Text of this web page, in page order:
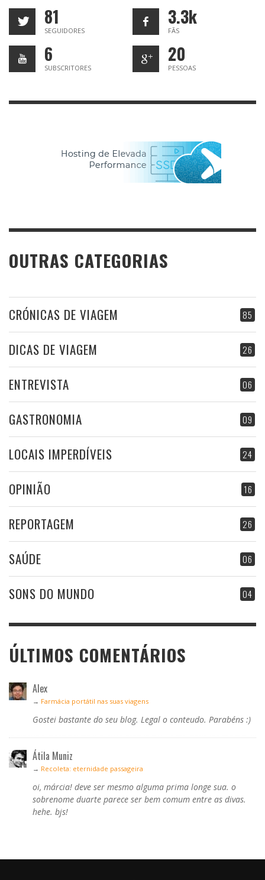
81
SEGUIDORES
3.3k
FÃS
6
SUBSCRITORES
20
PESSOAS
OUTRAS CATEGORIAS
85
CRÓNICAS DE VIAGEM
26
DICAS DE VIAGEM
06
ENTREVISTA
09
GASTRONOMIA
24
LOCAIS IMPERDÍVEIS
16
OPINIÃO
26
REPORTAGEM
06
SAÚDE
04
SONS DO MUNDO
ÚLTIMOS COMENTÁRIOS
Alex
→ Farmácia portátil nas suas viagens
Gostei bastante do seu blog. Legal o conteudo. Parabéns :)
Átila Muniz
→ Recoleta: eternidade passageira
oi, márcia! deve ser mesmo alguma prima longe sua. o
sobrenome duarte parece ser bem comum entre as divas.
hehe. bjs!